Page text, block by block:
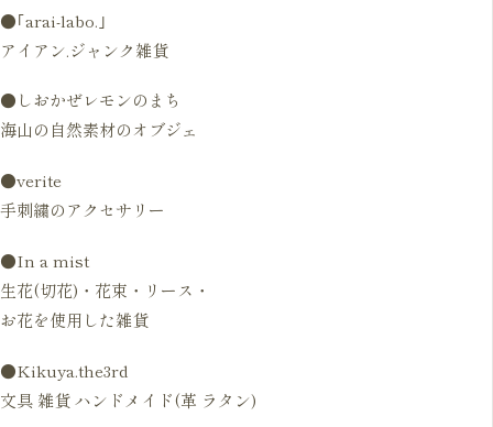
●｢arai-labo.｣
アイアン.ジャンク雑貨
●しおかぜレモンのまち
海山の自然素材のオブジェ
●verite
手刺繍のアクセサリー
●In a mist
生花(切花)・花束・リース・
お花を使用した雑貨
●Kikuya.the3rd
文具 雑貨 ハンドメイド(革 ラタン)